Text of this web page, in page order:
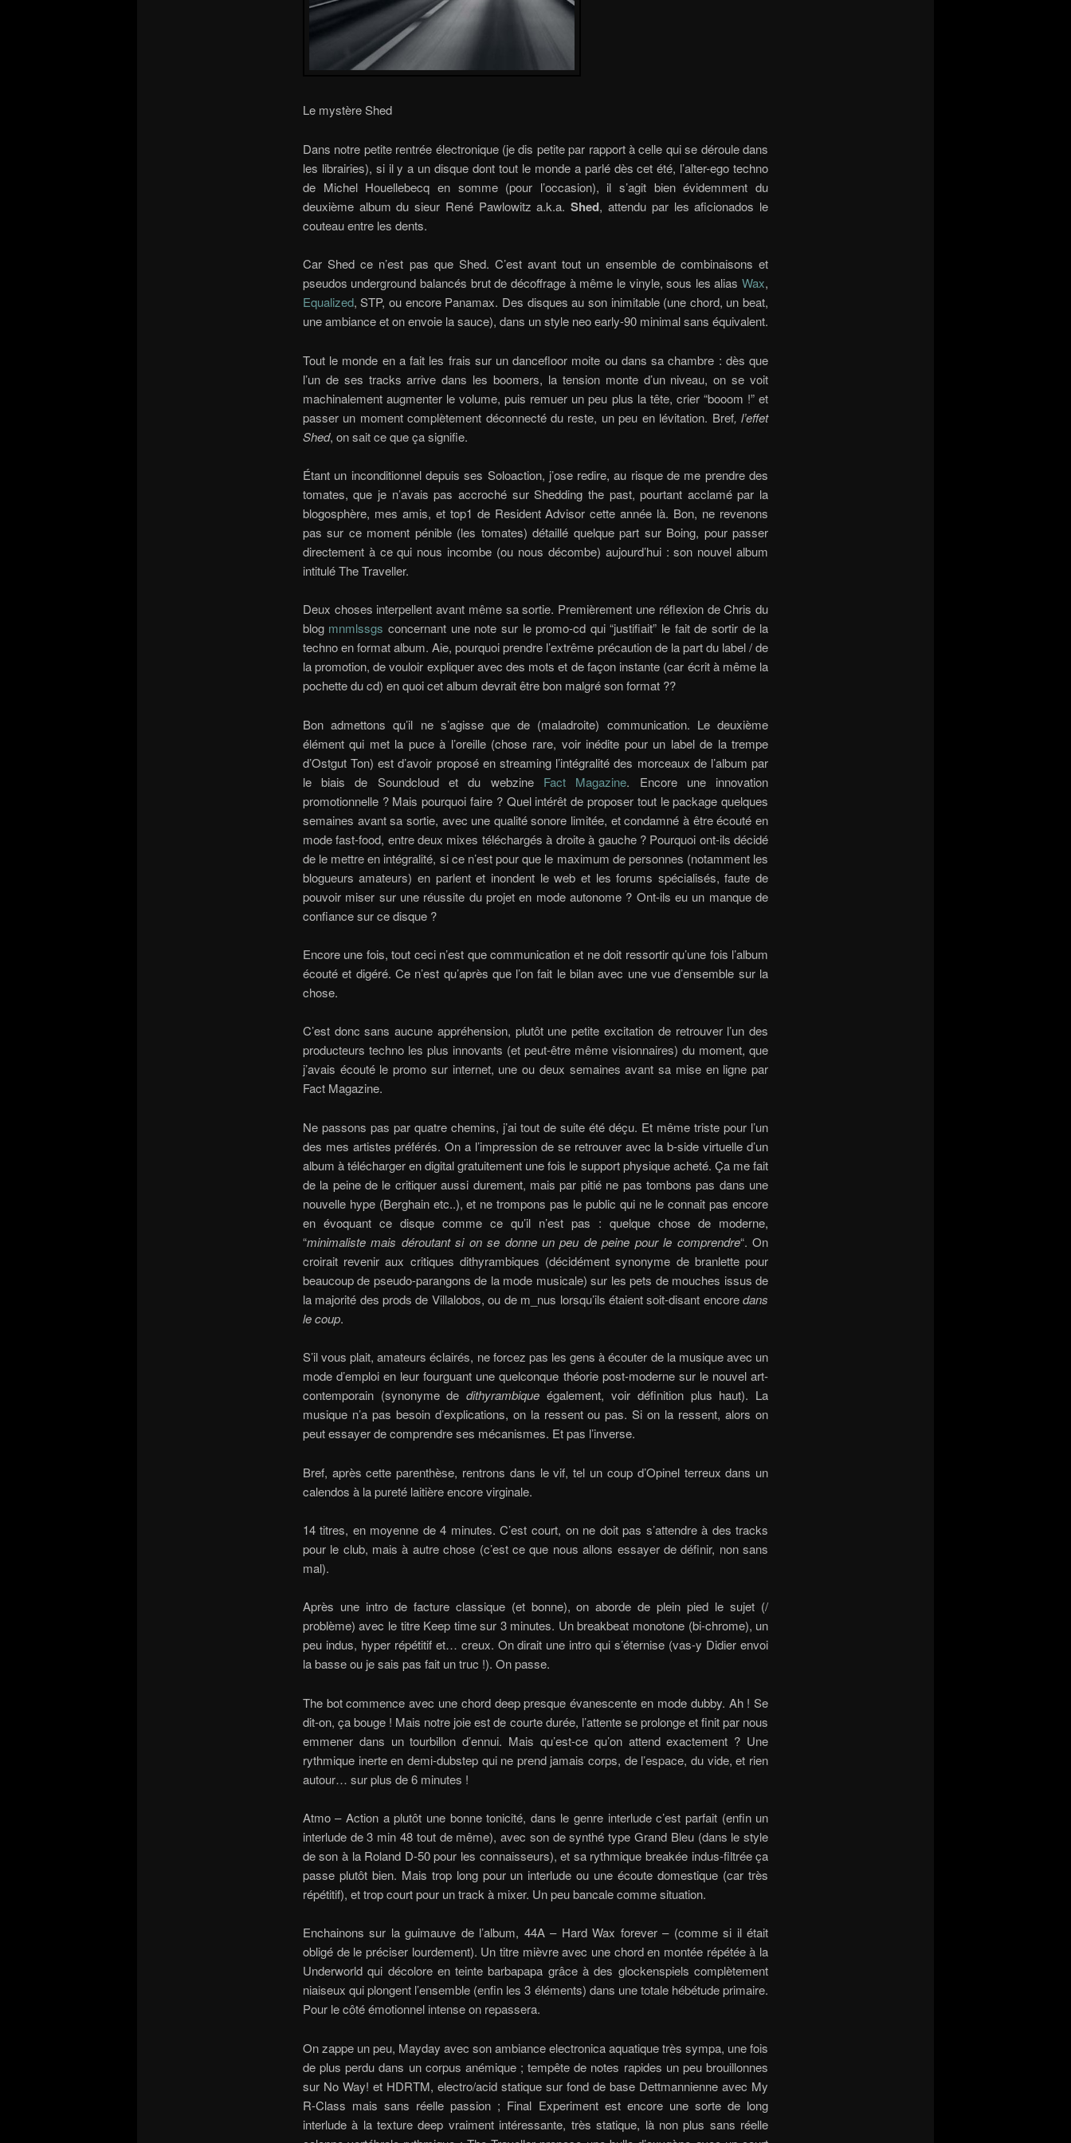
Le mystère Shed
Dans notre petite rentrée électronique (je dis petite par rapport à celle qui se déroule dans
les librairies), si il y a un disque dont tout le monde a parlé dès cet été, l’alter-ego techno
de Michel Houellebecq en somme (pour l’occasion), il s’agit bien évidemment du
deuxième album du sieur René Pawlowitz a.k.a. Shed, attendu par les aficionados le
couteau entre les dents.
Car Shed ce n’est pas que Shed. C’est avant tout un ensemble de combinaisons et
pseudos underground balancés brut de décoffrage à même le vinyle, sous les aliasWax,
Equalized, STP, ou encore Panamax. Des disques au son inimitable (une chord, un beat,
une ambiance et on envoie la sauce), dans un style neo early-90 minimal sans équivalent.
Tout le monde en a fait les frais sur un dancefloor moite ou dans sa chambre : dès que
l’un de ses tracks arrive dans les boomers, la tension monte d’un niveau, on se voit
machinalement augmenter le volume, puis remuer un peu plus la tête, crier “booom !” et
passer un moment complètement déconnecté du reste, un peu en lévitation. Bref, l’effet
Shed, on sait ce que ça signifie.
Étant un inconditionnel depuis ses Soloaction, j’ose redire, au risque de me prendre des
tomates, que je n’avais pas accroché sur Shedding the past, pourtant acclamé par la
blogosphère, mes amis, et top1 de Resident Advisor cette année là. Bon, ne revenons
pas sur ce moment pénible (les tomates) détaillé quelque part sur Boing, pour passer
directement à ce qui nous incombe (ou nous décombe) aujourd’hui : son nouvel album
intitulé The Traveller.
Deux choses interpellent avant même sa sortie. Premièrement une réflexion de Chris du
blog mnmlssgs concernant une note sur le promo-cd qui “justifiait” le fait de sortir de la
techno en format album. Aie, pourquoi prendre l’extrême précaution de la part du label / de
la promotion, de vouloir expliquer avec des mots et de façon instante (car écrit à même la
pochette du cd) en quoi cet album devrait être bon malgré son format ??
Bon admettons qu’il ne s’agisse que de (maladroite) communication. Le deuxième
élément qui met la puce à l’oreille (chose rare, voir inédite pour un label de la trempe
d’Ostgut Ton) est d’avoir proposé en streaming l’intégralité des morceaux de l’album par
le biais de Soundcloud et du webzine Fact Magazine. Encore une innovation
promotionnelle ? Mais pourquoi faire ? Quel intérêt de proposer tout le package quelques
semaines avant sa sortie, avec une qualité sonore limitée, et condamné à être écouté en
mode fast-food, entre deux mixes téléchargés à droite à gauche ? Pourquoi ont-ils décidé
de le mettre en intégralité, si ce n’est pour que le maximum de personnes (notamment les
blogueurs amateurs) en parlent et inondent le web et les forums spécialisés, faute de
pouvoir miser sur une réussite du projet en mode autonome ? Ont-ils eu un manque de
confiance sur ce disque ?
Encore une fois, tout ceci n’est que communication et ne doit ressortir qu’une fois l’album
écouté et digéré. Ce n’est qu’après que l’on fait le bilan avec une vue d’ensemble sur la
chose.
C’est donc sans aucune appréhension, plutôt une petite excitation de retrouver l’un des
producteurs techno les plus innovants (et peut-être même visionnaires) du moment, que
j’avais écouté le promo sur internet, une ou deux semaines avant sa mise en ligne par
Fact Magazine.
Ne passons pas par quatre chemins, j’ai tout de suite été déçu. Et même triste pour l’un
des mes artistes préférés. On a l’impression de se retrouver avec la b-side virtuelle d’un
album à télécharger en digital gratuitement une fois le support physique acheté. Ça me fait
de la peine de le critiquer aussi durement, mais par pitié ne pas tombons pas dans une
nouvelle hype (Berghain etc..), et ne trompons pas le public qui ne le connait pas encore
en évoquant ce disque comme ce qu’il n’est pas : quelque chose de moderne,
“minimaliste mais déroutant si on se donne un peu de peine pour le comprendre“. On
croirait revenir aux critiques dithyrambiques (décidément synonyme de branlette pour
beaucoup de pseudo-parangons de la mode musicale) sur les pets de mouches issus de
la majorité des prods de Villalobos, ou de m_nus lorsqu’ils étaient soit-disant encoredans
le coup.
S’il vous plait, amateurs éclairés, ne forcez pas les gens à écouter de la musique avec un
mode d’emploi en leur fourguant une quelconque théorie post-moderne sur le nouvel art-
contemporain (synonyme dedithyrambique également, voir définition plus haut). La
musique n’a pas besoin d’explications, on la ressent ou pas. Si on la ressent, alors on
peut essayer de comprendre ses mécanismes. Et pas l’inverse.
Bref, après cette parenthèse, rentrons dans le vif, tel un coup d’Opinel terreux dans un
calendos à la pureté laitière encore virginale.
14 titres, en moyenne de 4 minutes. C’est court, on ne doit pas s’attendre à des tracks
pour le club, mais à autre chose (c’est ce que nous allons essayer de définir, non sans
mal).
Après une intro de facture classique (et bonne), on aborde de plein pied le sujet (/
problème) avec le titre Keep time sur 3 minutes. Un breakbeat monotone (bi-chrome), un
peu indus, hyper répétitif et… creux. On dirait une intro qui s’éternise (vas-y Didier envoi
la basse ou je sais pas fait un truc !). On passe.
The bot commence avec une chord deep presque évanescente en mode dubby. Ah ! Se
dit-on, ça bouge ! Mais notre joie est de courte durée, l’attente se prolonge et finit par nous
emmener dans un tourbillon d’ennui. Mais qu’est-ce qu’on attend exactement ? Une
rythmique inerte en demi-dubstep qui ne prend jamais corps, de l’espace, du vide, et rien
autour… sur plus de 6 minutes !
Atmo – Action a plutôt une bonne tonicité, dans le genre interlude c’est parfait (enfin un
interlude de 3 min 48 tout de même), avec son de synthé type Grand Bleu (dans le style
de son à la Roland D-50 pour les connaisseurs), et sa rythmique breakée indus-filtrée ça
passe plutôt bien. Mais trop long pour un interlude ou une écoute domestique (car très
répétitif), et trop court pour un track à mixer. Un peu bancale comme situation.
Enchainons sur la guimauve de l’album, 44A – Hard Wax forever – (comme si il était
obligé de le préciser lourdement). Un titre mièvre avec une chord en montée répétée à la
Underworld qui décolore en teinte barbapapa grâce à des glockenspiels complètement
niaiseux qui plongent l’ensemble (enfin les 3 éléments) dans une totale hébétude primaire.
Pour le côté émotionnel intense on repassera.
On zappe un peu, Mayday avec son ambiance electronica aquatique très sympa, une fois
de plus perdu dans un corpus anémique ; tempête de notes rapides un peu brouillonnes
sur No Way! et HDRTM, electro/acid statique sur fond de base Dettmannienne avec My
R-Class mais sans réelle passion ; Final Experiment est encore une sorte de long
interlude à la texture deep vraiment intéressante, très statique, là non plus sans réelle